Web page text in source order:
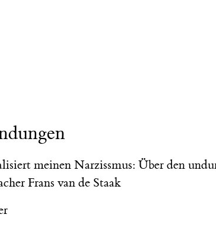
meinen Narzissmus: Über den
Frans van de Staak